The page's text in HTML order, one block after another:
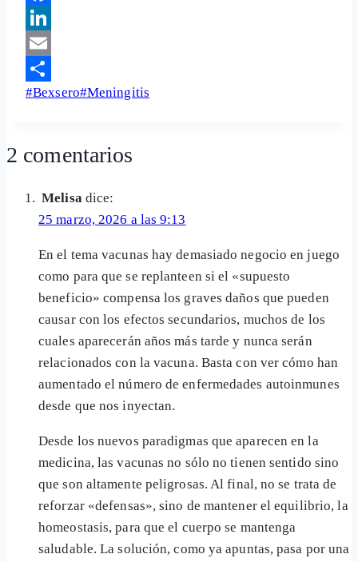
Facebook
LinkedIn
Email
Share
Etiquetas
entrada:
#Bexsero#Meningitis
2 comentarios
Melisa dice:
25 marzo, 2026 a las 9:13
En el tema vacunas hay demasiado negocio en juego
como para que se replanteen si el «supuesto
beneficio» compensa los graves daños que pueden
causar con los efectos secundarios, muchos de los
cuales aparecerán años más tarde y nunca serán
relacionados con la vacuna. Basta con ver cómo han
aumentado el número de enfermedades autoinmunes
desde que nos inyectan.
Desde los nuevos paradigmas que aparecen en la
medicina, las vacunas no sólo no tienen sentido sino
que son altamente peligrosas. Al final, no se trata de
reforzar «defensas», sino de mantener el equilibrio, la
homeostasis, para que el cuerpo se mantenga
saludable. La solución, como ya apuntas, pasa por una